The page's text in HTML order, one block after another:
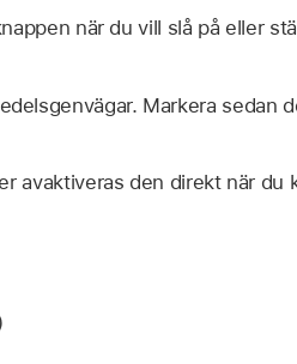
när du vill slå på eller
Markera sedan
avaktiveras den direkt när du